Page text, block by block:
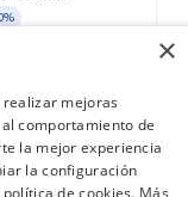
×
mejoras
comportamiento de
la mejor experiencia
la configuración
de cookies. Más